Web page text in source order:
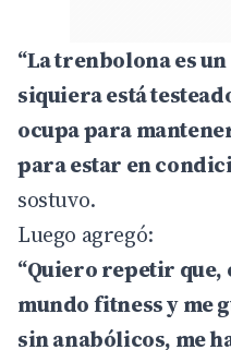
“La trenbolona es
siquiera está
ocupa para
para estar en
sostuvo.
Luego agregó:
“Quiero repetir que,
mundo fitness y me
sin anabólicos, me